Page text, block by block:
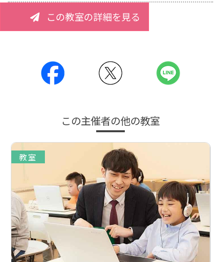
この教室の詳細を見る
この主催者の他の教室
教室